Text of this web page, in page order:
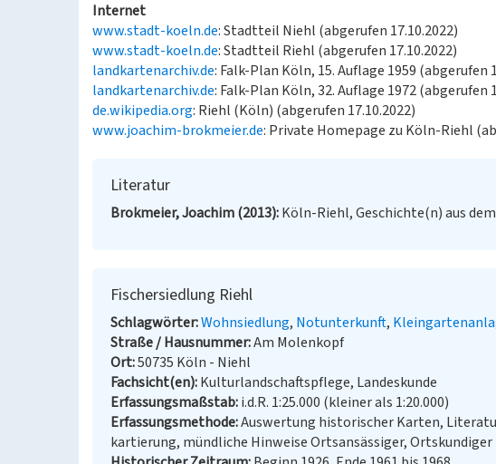
Internet
www.stadt-koeln.de: Stadtteil Niehl (abgerufen 17.10.2022)
www.stadt-koeln.de: Stadtteil Riehl (abgerufen 17.10.2022)
landkartenarchiv.de: Falk-Plan Köln, 15. Auflage 1959 (abgerufen
landkartenarchiv.de: Falk-Plan Köln, 32. Auflage 1972 (abgerufen
de.wikipedia.org: Riehl (Köln) (abgerufen 17.10.2022)
www.joachim-brokmeier.de: Private Homepage zu Köln-Riehl
Literatur
Brokmeier, Joachim (2013) Köln-Riehl, Geschichte(n) aus
Fischersiedlung Riehl
Schlagwörter Wohnsiedlung Notunterkunft
Straße / Hausnummer Am Molenkopf
Ort 50735 Köln - Niehl
Fachsicht(en) Kulturlandschaftspflege, Landeskunde
Erfassungsmaßstab i.d.R. 1:25.000 (kleiner als 1:20.000)
Erfassungsmethode Auswertung historischer Karten,
kartierung, mündliche Hinweise Ortsansässiger, Ortskundiger